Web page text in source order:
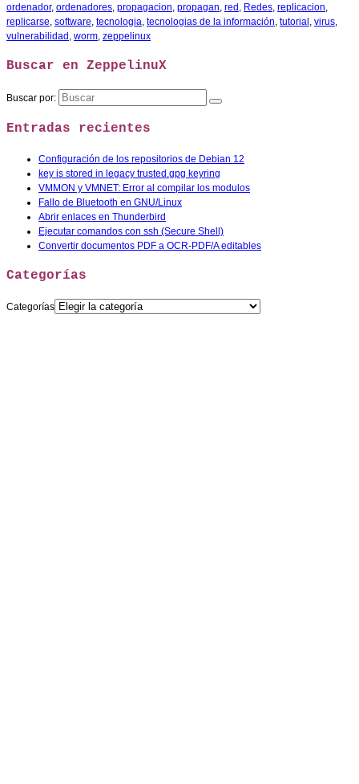
ordenador, ordenadores, propagacion, propagan, red , Redes, replicacion,
replicarse, software, tecnologia, tecnologias de la información, tutorial , virus,
vulnerabilidad , worm, zeppelinux
Buscar en ZeppelinuX
Buscar por:
Entradas recientes
Configuración de los repositorios de Debian 12
key is stored in legacy trusted.gpg keyring
VMMON y VMNET: Error al compilar los modulos
Fallo de Bluetooth en GNU/Linux
Abrir enlaces en Thunderbird
Ejecutar comandos con ssh (Secure Shell)
Convertir documentos PDF a OCR-PDF/A editables
Categorías
Categorías